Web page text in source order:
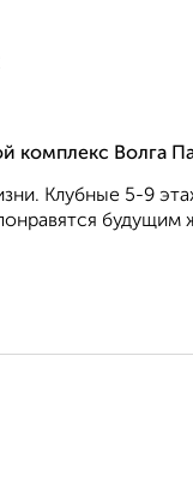
комплекс Волга
Клубные 5-9